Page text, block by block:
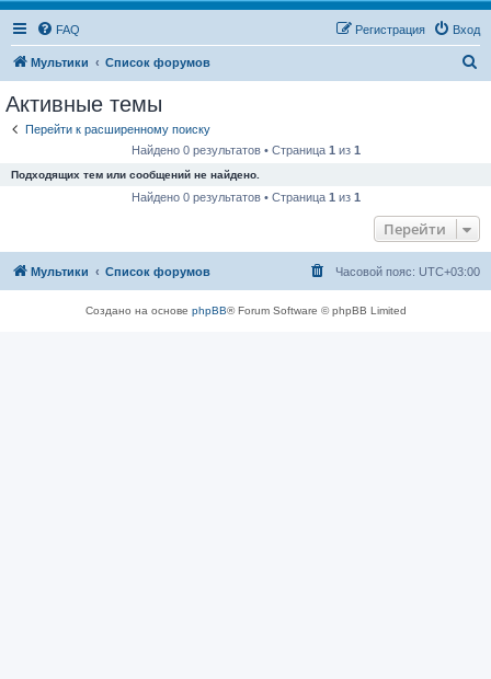
FAQ Вход
Регистрация
Мультики Список форумов
Активные темы
Перейти к расширенному поиску
Найдено 0 результатов • Страница 1 из 1
Подходящих тем или сообщений не найдено.
Найдено 0 результатов • Страница 1 из 1
Перейти
Мультики Список форумов Часовой пояс: UTC+03:00
Создано на основе phpBB® Forum Software © phpBB Limited